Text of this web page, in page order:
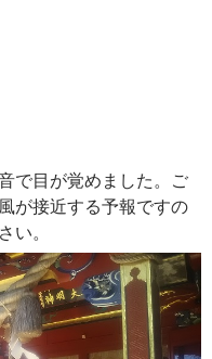
で目が覚めました。ご
が接近する予報ですの
い。